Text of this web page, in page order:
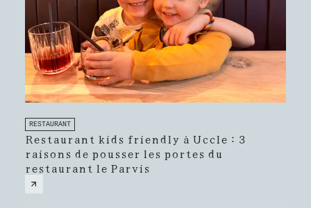
RESTAURANT
Restaurant kids friendly à Uccle : 3
raisons de pousser les portes du
restaurant le Parvis